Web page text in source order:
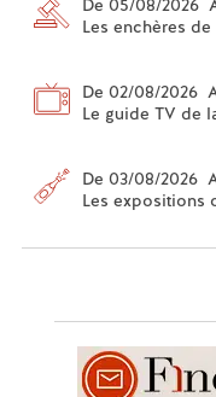
Les enchères
De 02/08/2026
Le guide TV de
De 03/08/2026
Les expositions